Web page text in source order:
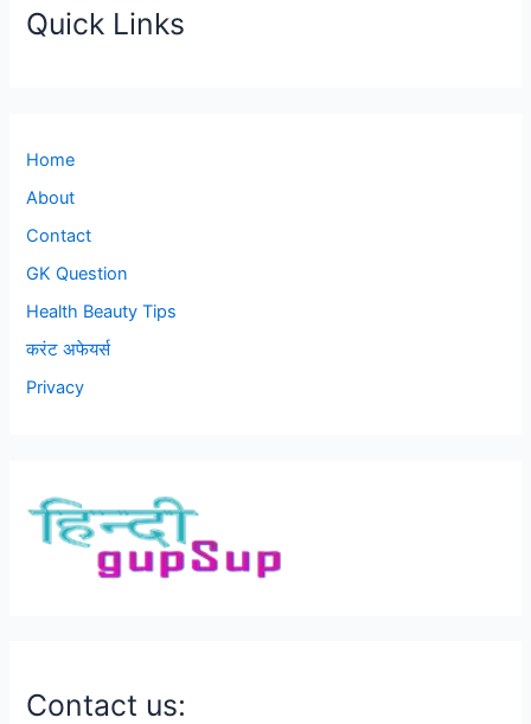
Quick Links
Home
About
Contact
GK Question
Health Beauty Tips
करंट अफेयर्स
Privacy
Contact us: